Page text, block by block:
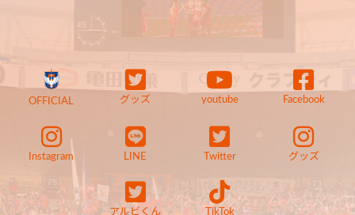
OFFICIAL グッズ youtube Facebook
Instagram LINE Twitter グッズ
アルビくん TikTok